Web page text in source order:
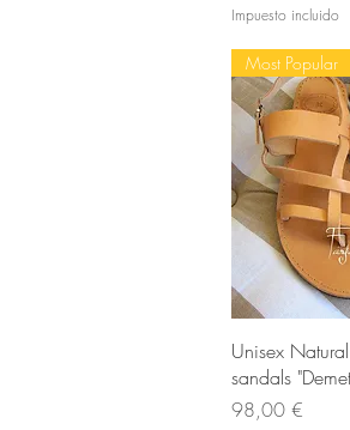
Impuesto incluido
Most Popular
Unisex
sandals
Precio
98,00 €